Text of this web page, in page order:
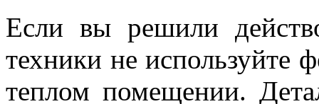
Если вы решили
техники не используйте
теплом помещении.